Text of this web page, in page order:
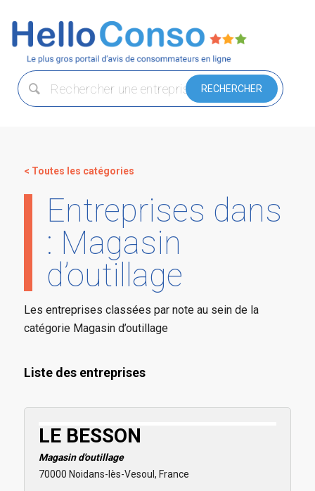
< Toutes les catégories
Entreprises dans
: Magasin
d’outillage
Les entreprises classées par note au sein de la
catégorie Magasin d’outillage
Liste des entreprises
LE BESSON
Magasin d'outillage
70000 Noidans-lès-Vesoul, France